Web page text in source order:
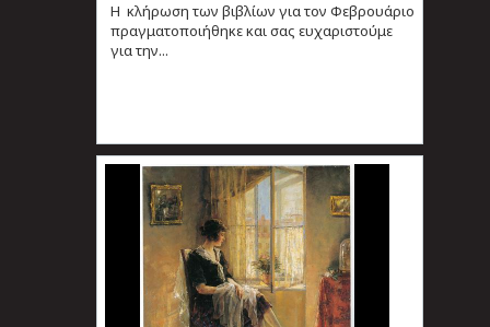
Η κλήρωση των βιβλίων για τον Φεβρουάριο
πραγματοποιήθηκε και σας ευχαριστούμε
για την...